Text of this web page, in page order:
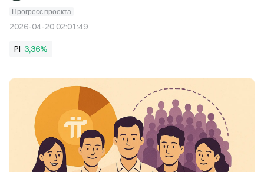
Прогресс проекта
2026-04-20 02:01:49
PI 3,36%